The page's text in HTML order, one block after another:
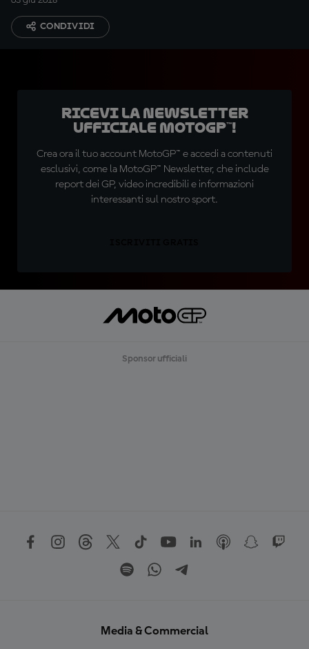
CONDIVIDI
Ricevi la newsletter
ufficiale MotoGP™!
Crea ora il tuo account MotoGP™ e accedi a contenuti
esclusivi, come la MotoGP™ Newsletter, che include
report dei GP, video incredibili e informazioni
interessanti sul nostro sport.
Sponsor ufficiali
Media & Commercial